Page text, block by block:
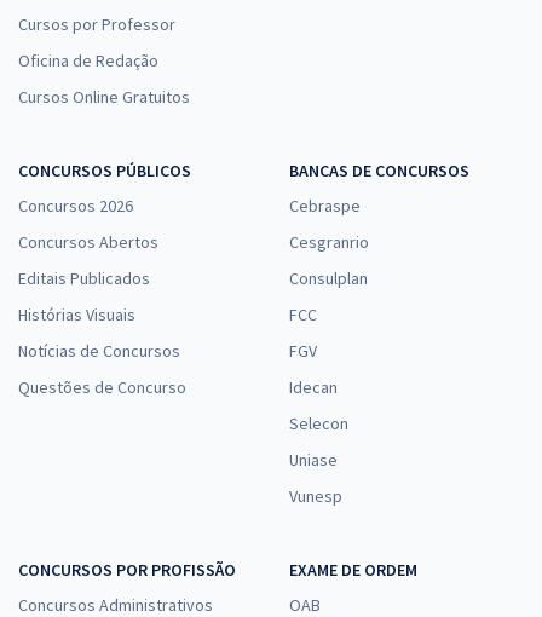
Cursos por Professor
Oficina de Redação
Cursos Online Gratuitos
CONCURSOS PÚBLICOS
Concursos 2026
Concursos Abertos
Editais Publicados
Histórias Visuais
Notícias de Concursos
Questões de Concurso
BANCAS DE CONCURSOS
Cebraspe
Cesgranrio
Consulplan
FCC
FGV
Idecan
Selecon
Uniase
Vunesp
CONCURSOS POR PROFISSÃO
Concursos Administrativos
EXAME DE ORDEM
OAB